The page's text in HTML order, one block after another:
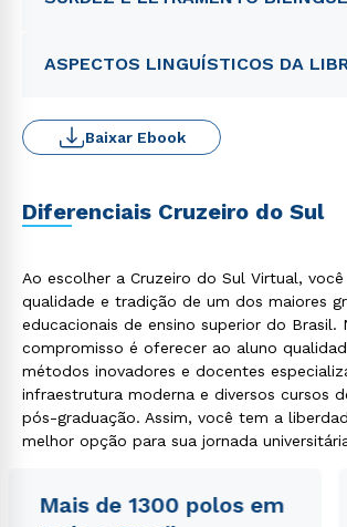
ASPECTOS LINGUÍSTICOS DA
Baixar Ebook
Diferenciais Cruzeiro do Sul
Ao escolher a Cruzeiro do Sul Virtual,
qualidade e tradição de um dos maiores
educacionais de ensino superior do Brasil.
compromisso é oferecer ao aluno
métodos inovadores e docentes
infraestrutura moderna e diversos cursos
pós-graduação. Assim, você tem a
melhor opção para sua jornada
Mais de 1300 polos em
ou
Política de
autorizo que meus dados sejam
envio de conteúdos da Cruzeiro do Sul.